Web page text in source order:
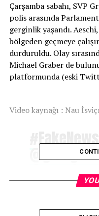
Çarşamba sabahı, SVP
polis arasında
gerginlik yaşandı.
bölgeden geçmeye
durduruldu. Olay
Michael Graber de
platformunda (eski
Video kaynağı : Nau
#FakeNews
auf dem
@nau_live